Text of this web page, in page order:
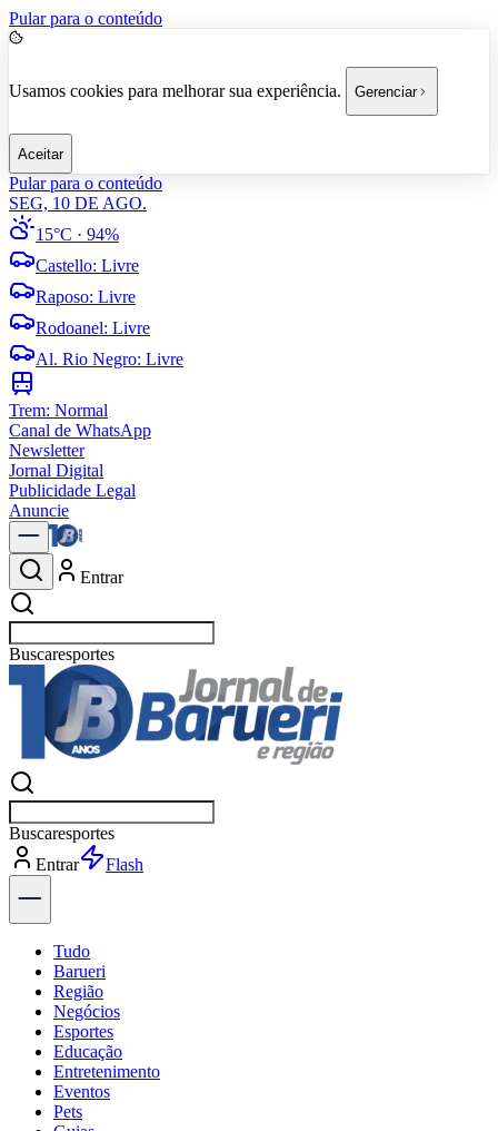
Pular para o conteúdo
Usamos cookies para melhorar sua experiência. Gerenciar
Aceitar
Pular para o conteúdo
SEG, 10 DE AGO.
15°C · 94%
Castello: Livre
Raposo: Livre
Rodoanel: Livre
Al. Rio Negro: Livre
Trem: Normal
Canal de WhatsApp
Newsletter
Jornal Digital
Publicidade Legal
Anuncie
Entrar
Buscarpolítica
Buscarpolítica
Entrar
Explorar
Tudo
Barueri
Região
Negócios
Esportes
Educação
Entretenimento
Eventos
Pets